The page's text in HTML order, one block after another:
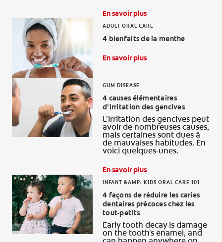
En savoir plus
ADULT ORAL CARE
4 bienfaits de la menthe
En savoir plus
GUM DISEASE
4 causes élémentaires
d’irritation des gencives
L'irritation des gencives peut
avoir de nombreuses causes,
mais certaines sont dues à
de mauvaises habitudes. En
voici quelques-unes.
En savoir plus
INFANT &AMP; KIDS ORAL CARE 101
4 façons de réduire les caries
dentaires précoces chez les
tout-petits
Early tooth decay is damage
on the tooth's enamel, and